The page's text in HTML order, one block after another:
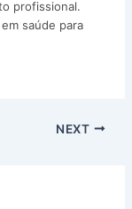
profissional.
saúde para
NEXT